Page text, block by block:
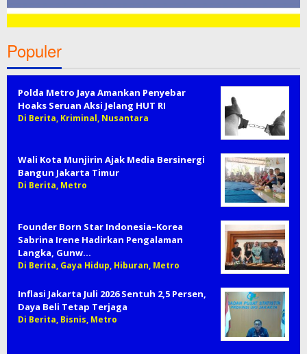
Populer
Polda Metro Jaya Amankan Penyebar
Hoaks Seruan Aksi Jelang HUT RI
Di Berita, Kriminal, Nusantara
Wali Kota Munjirin Ajak Media Bersinergi
Bangun Jakarta Timur
Di Berita, Metro
Founder Born Star Indonesia–Korea
Sabrina Irene Hadirkan Pengalaman
Langka, Gunw…
Di Berita, Gaya Hidup, Hiburan, Metro
Inflasi Jakarta Juli 2026 Sentuh 2,5 Persen,
Daya Beli Tetap Terjaga
Di Berita, Bisnis, Metro